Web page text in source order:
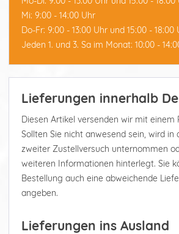
Mi: 9:00 - 14:00 Uhr
Do-Fr: 9:00 - 13:00 Uhr und 15:00 - 18:00
Jeden 1. und 3. Sa im Monat: 10:00 -
Lieferungen innerhalb
Diesen Artikel versenden wir mit einem
Sollten Sie nicht anwesend sein, wird in
zweiter Zustellversuch unternommen
weiteren Informationen hinterlegt. Sie
Bestellung auch eine abweichende
angeben.
Lieferungen ins Ausland